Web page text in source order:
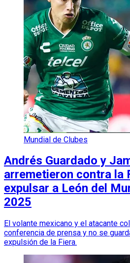
Mundial de Clubes
Andrés Guardado y
arremetieron contra la
expulsar a León del
2025
El volante mexicano y el atacante
conferencia de prensa y no se
expulsión de la Fiera.